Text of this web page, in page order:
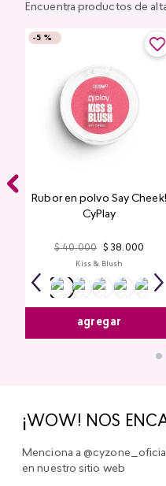
Encuentra productos de
-5 %
Rubor en polvo Say Cheek!
CyPlay
$ 40.000 $ 38.000
Kiss & Blush
agregar
¡WOW! NOS
Menciona a
en nuestro sitio web